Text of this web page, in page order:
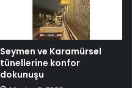
Seymen ve Karamürsel
tünellerine konfor
dokunuşu